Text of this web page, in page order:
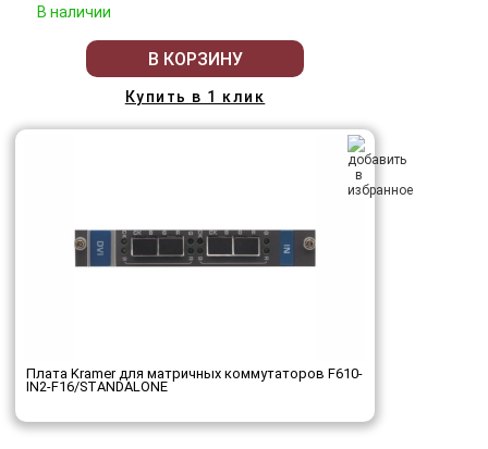
В наличии
В КОРЗИНУ
Купить в 1 клик
Плата Kramer для матричных коммутаторов F610-
IN2-F16/STANDALONE